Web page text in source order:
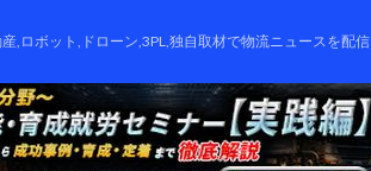
,ロボット,ドローン,3PL,独自取材で物流ニュースを配信